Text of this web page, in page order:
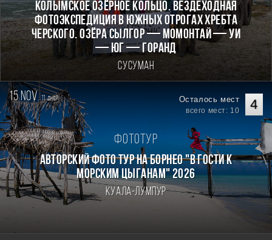
КОЛЫМСКОЕ ОЗЁРНОЕ КОЛЬЦО. Вездеходная
фотоэкспедиция в южных отрогах хребта
Черского. Озёра Сылгор — Момонтай — Уи
— Юг — Горанд
Сусуман
15 nov.11дней 4
Осталось мест
всего мест: 10
Фототур
Авторский фото тур на Борнео "В гости к
морским цыганам" 2026
Куала-Лумпур